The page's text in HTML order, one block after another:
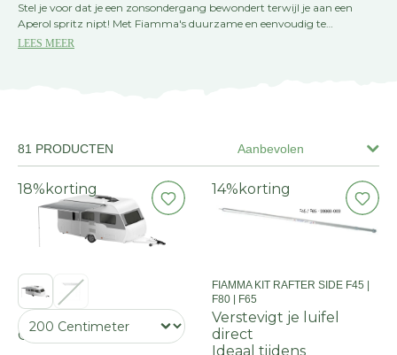
Stel je voor dat je een zonsondergang bewondert terwijl je aan een
Aperol spritz nipt! Met Fiamma's duurzame en eenvoudig te
gebruiken luifels kunt je jouw buitenruimte delen met alle reisgenoten.
LEES MEER
Aanbevolen
81 PRODUCTEN
18% korting
Onze KEUZE
14% korting
FIAMMA KIT RAFTER SIDE F45 |
F80 | F65
Verstevigt je luifel
direct
Ideaal tijdens